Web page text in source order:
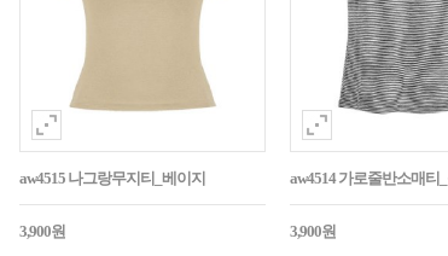
aw4515 나그랑무지티_베이지
3,900원
aw4514 가로줄반소매티
3,900원